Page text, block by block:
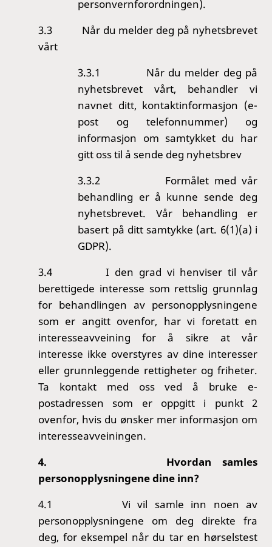
personvernforordningen).
3.3 Når du melder deg på nyhetsbrevet
vårt
3.3.1 Når du melder deg på
nyhetsbrevet vårt, behandler vi
navnet ditt, kontaktinformasjon (e-
post og telefonnummer) og
informasjon om samtykket du har
gitt oss til å sende deg nyhetsbrev
3.3.2 Formålet med vår
behandling er å kunne sende deg
nyhetsbrevet. Vår behandling er
basert på ditt samtykke (art. 6(1)(a) i
GDPR).
3.4I den grad vi henviser til vår
berettigede interesse som rettslig grunnlag
for behandlingen av personopplysningene
som er angitt ovenfor, har vi foretatt en
interesseavveining for å sikre at vår
interesse ikke overstyres av dine interesser
eller grunnleggende rettigheter og friheter.
Ta kontakt med oss ved å bruke e-
postadressen som er oppgitt i punkt 2
ovenfor, hvis du ønsker mer informasjon om
interesseavveiningen.
4.
Hvordan samles
personopplysningene dine inn?
4.1 Vi vil samle inn noen av
personopplysningene om deg direkte fra
deg, for eksempel når du tar en hørselstest